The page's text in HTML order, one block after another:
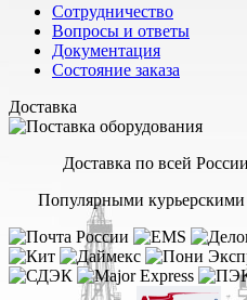
Сотрудничество
Вопросы и ответы
Документация
Состояние заказа
Доставка
Доставка по всей
Популярными